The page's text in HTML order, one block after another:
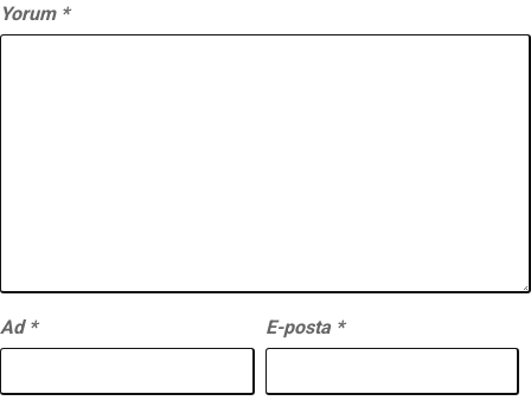
Yorum *
Ad * E-posta *